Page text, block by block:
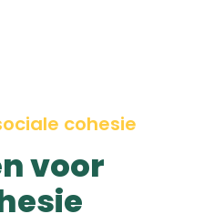
cohesie
voor